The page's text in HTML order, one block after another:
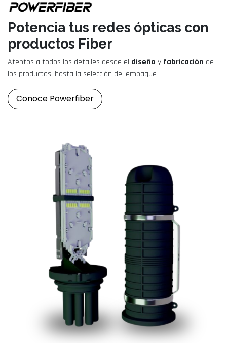
Potencia tus redes ópticas con
productos Fiber
Atentos a todos los detalles desde el diseño y fabricación de
los productos, hasta la selección del empaque
Conoce Powerfiber